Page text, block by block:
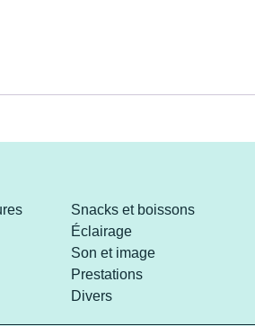
Snacks et boissons
Éclairage
Son et image
Prestations
Divers